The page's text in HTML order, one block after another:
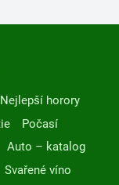
Nejlepší horory
Počasí
Auto – katalog
Svařené víno